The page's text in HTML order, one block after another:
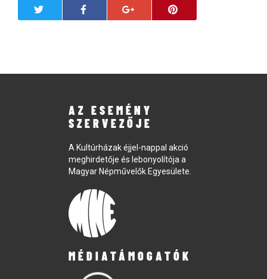
AZ ESEMÉNY
SZERVEZŐJE
A Kultúrházak éjjel-nappal akció
meghirdetője és lebonyolítója a
Magyar Népművelők Egyesülete.
MÉDIATÁMOGATÓK